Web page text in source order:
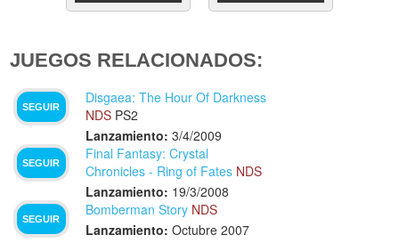
JUEGOS RELACIONADOS:
SEGUIR
Disgaea: The Hour Of Darkness
NDS PS2
Lanzamiento: 3/4/2009
SEGUIR
Final Fantasy: Crystal
Chronicles - Ring of Fates NDS
Lanzamiento: 19/3/2008
SEGUIR
Bomberman Story NDS
Lanzamiento: Octubre 2007